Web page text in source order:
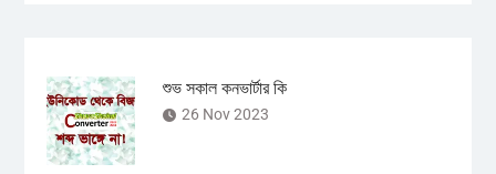
শুভ সকাল কনভার্টার কি
26 Nov 2023